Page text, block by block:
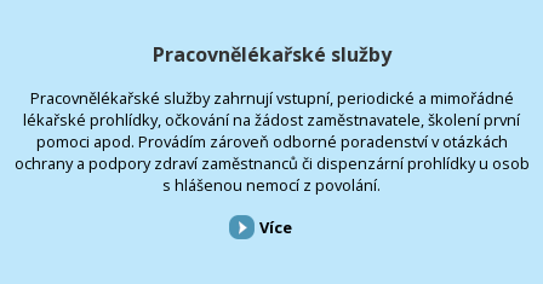
Pracovnělékařské služby
Pracovnělékařské služby zahrnují vstupní, periodické a mimořádné
lékařské prohlídky, očkování na žádost zaměstnavatele, školení první
pomoci apod. Provádím zároveň odborné poradenství v otázkách
ochrany a podpory zdraví zaměstnanců či dispenzární prohlídky u osob
s hlášenou nemocí z povolání.
Více